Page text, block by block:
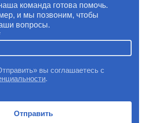
команда готова помочь.
и мы позвоним, чтобы
вопросы.
вы соглашаетесь с
.
Отправить